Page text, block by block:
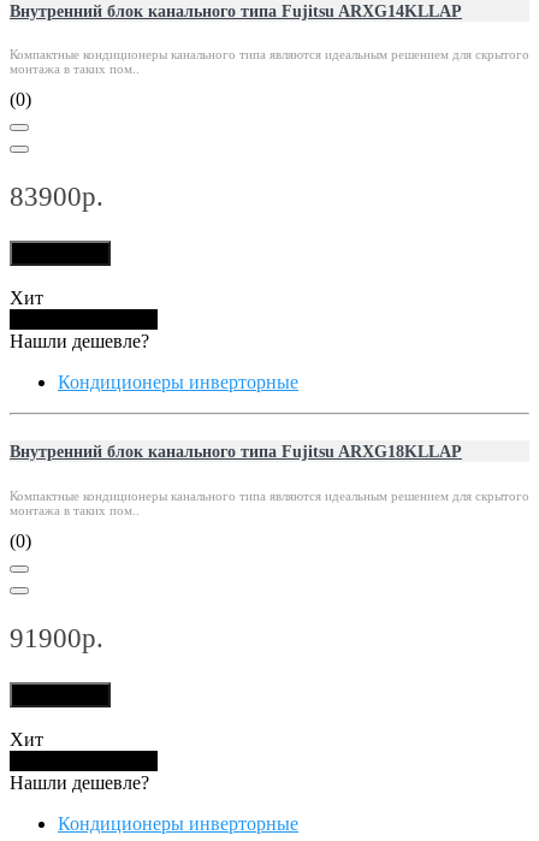
Внутренний блок канального типа Fujitsu ARXG14KLLAP
Компактные кондиционеры канального типа являются идеальным решением для скрытого
монтажа в таких пом..
(0)
83900р.
Хит
Нашли дешевле?
Кондиционеры инверторные
Внутренний блок канального типа Fujitsu ARXG18KLLAP
Компактные кондиционеры канального типа являются идеальным решением для скрытого
монтажа в таких пом..
(0)
91900р.
Хит
Нашли дешевле?
Кондиционеры инверторные